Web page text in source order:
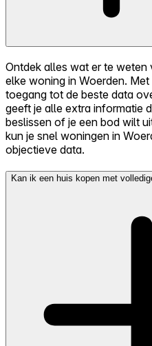
Ontdek alles wat er te
elke woning in Woerden.
toegang tot de beste data
geeft je alle extra informatie
beslissen of je een bod wilt
kun je snel woningen in
objectieve data.
Kan ik een huis kopen met